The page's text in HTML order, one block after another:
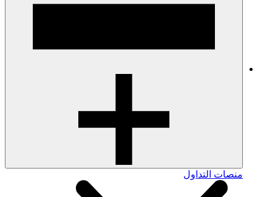
منصات التداول